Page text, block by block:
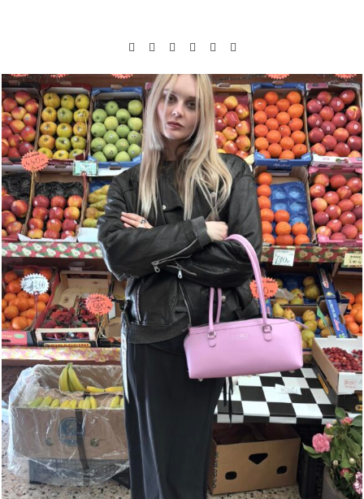
LE BAULETTO DE MM6 MAISON MARGIELA, OU LA
GÉOMÉTRIE COMME SEUL ORNEMENT